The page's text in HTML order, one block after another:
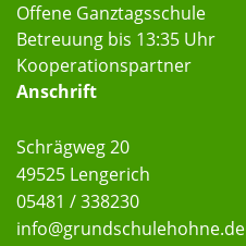
Offene Ganztagsschule
Betreuung bis 13:35 Uhr
Kooperationspartner
Anschrift
Schrägweg 20
49525 Lengerich
05481 / 338230
info@grundschulehohne.de